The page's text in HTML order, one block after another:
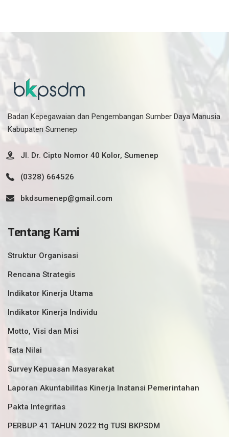
Badan Kepegawaian dan Pengembangan Sumber Daya Manusia
Kabupaten Sumenep
Jl. Dr. Cipto Nomor 40 Kolor, Sumenep
(0328) 664526
bkdsumenep@gmail.com
Tentang Kami
Struktur Organisasi
Rencana Strategis
Indikator Kinerja Utama
Indikator Kinerja Individu
Motto, Visi dan Misi
Tata Nilai
Survey Kepuasan Masyarakat
Laporan Akuntabilitas Kinerja Instansi Pemerintahan
Pakta Integritas
PERBUP 41 TAHUN 2022 ttg TUSI BKPSDM